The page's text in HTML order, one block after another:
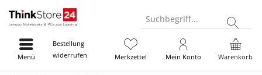
Suchbegriff...
Bestellung
widerrufen
Warenkorb
Merkzettel Mein Konto
Menü